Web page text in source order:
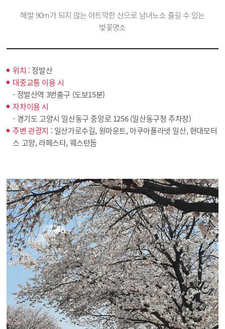
해발 90m가 되지 않는 야트막한 산으로 남녀노소 즐길 수 있는
벚꽃명소
위치 : 정발산
대중교통 이용 시
- 정발산역 3번출구 (도보15분)
자차이용 시
- 경기도 고양시 일산동구 중앙로 1256 (일산동구청 주차장)
주변 관광지 : 일산가로수길, 원마운트, 아쿠아플라넷 일산, 현대모터
스 고양, 라페스타, 웨스턴돔